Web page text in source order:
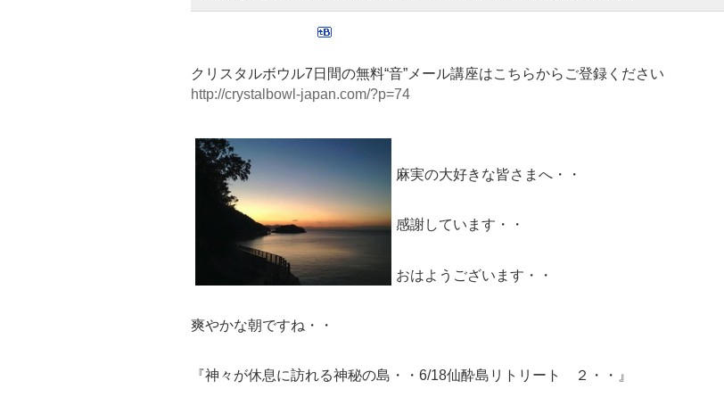
クリスタルボウル7日間の無料“音”メール講座はこちらからご登録ください
http://crystalbowl-japan.com/?p=74
麻実の大好きな皆さまへ・・
感謝しています・・
おはようございます・・
爽やかな朝ですね・・
『神々が休息に訪れる神秘の島・・6/18仙酔島リトリート ２・・』